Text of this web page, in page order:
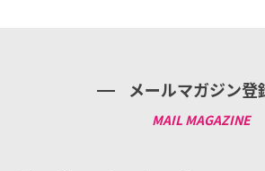
メールマガジン登